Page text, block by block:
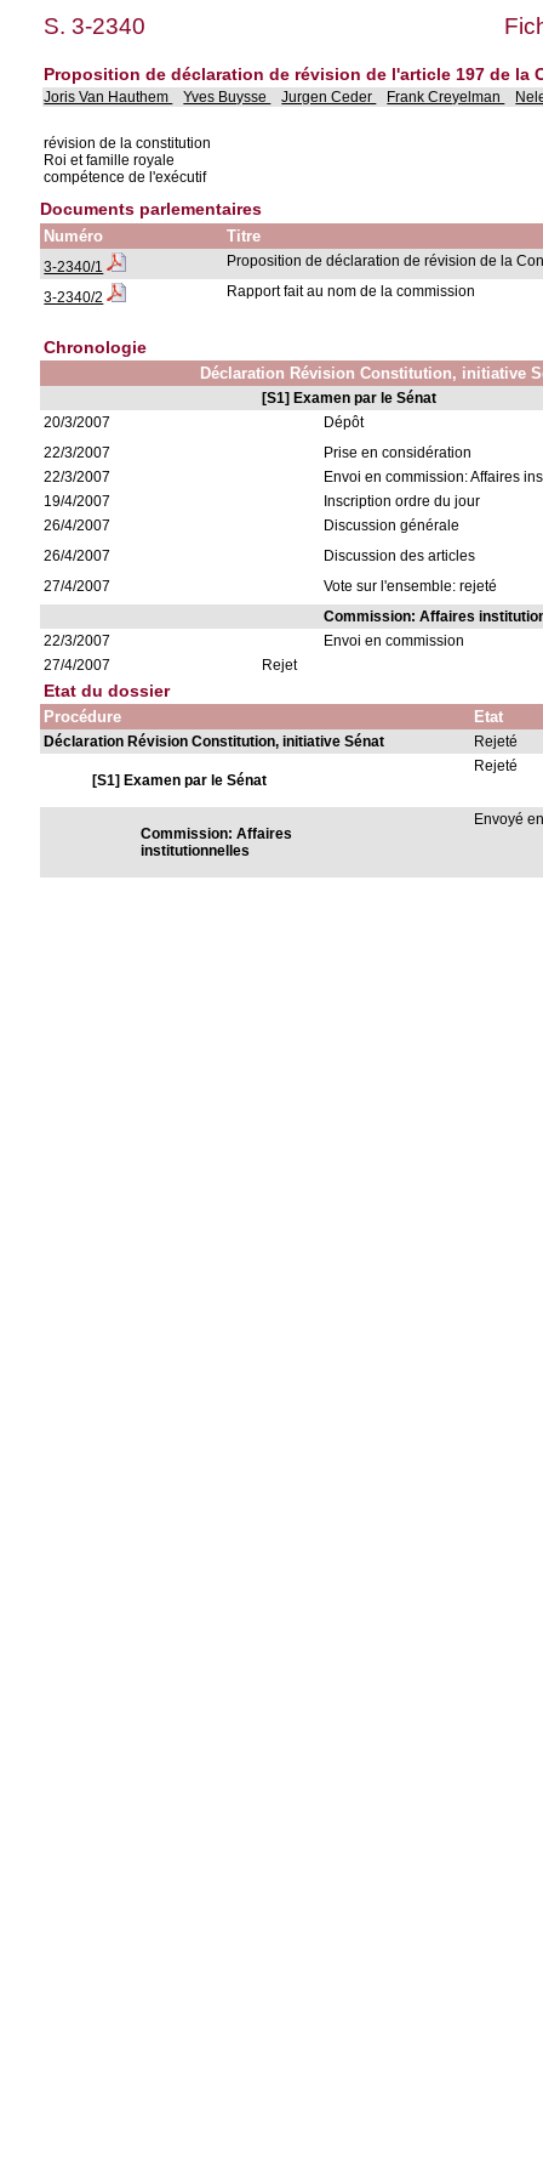
S. 3-2340
Proposition de déclaration de révision de l'article 197 de la
Joris Van Hauthem Yves Buysse Jurgen Ceder Frank Creyelman
révision de la constitution
Roi et famille royale
compétence de l'exécutif
Documents parlementaires
Numéro Titre
3-2340/1 Proposition de déclaration de révision de la
3-2340/2 Rapport fait au nom de la commission
Chronologie
Déclaration Révision Constitution, initiative
[S1] Examen par le Sénat
20/3/2007
Dépôt
22/3/2007
Prise en considération
22/3/2007
Envoi en commission: Affaires
19/4/2007
Inscription ordre du jour
26/4/2007
Discussion générale
26/4/2007
Discussion des articles
27/4/2007
Vote sur l'ensemble: rejeté
Commission: Affaires
22/3/2007
Envoi en commission
27/4/2007
Rejet
Etat du dossier
Procédure Etat
Déclaration Révision Constitution, initiative Sénat Rejeté
[S1] Examen par le Sénat
Rejeté
Commission: Affaires
institutionnelles
Envoyé